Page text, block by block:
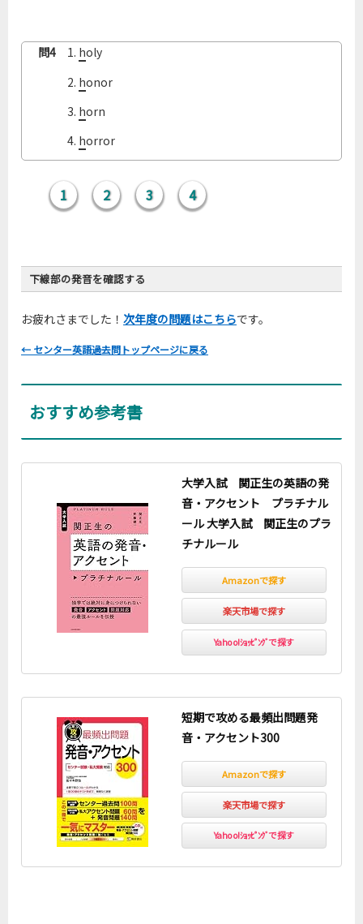
問4 1. holy
2. honor
3. horn
4. horror
1 2 3 4
下線部の発音を確認する
問1
問1
問1
問2
お疲れさまでした！ 次年度の問題はこちらです。
← センター英語過去問トップページに戻る
おすすめ参考書
大学入試 関正生の英語の発
音・アクセント プラチナル
ール 大学入試 関正生のプラ
チナルール
Amazonで探す
楽天市場で探す
Yahoo!ｼｮｯﾋﾟﾝｸﾞで探す
短期で攻める最頻出問題発
音・アクセント300
Amazonで探す
楽天市場で探す
Yahoo!ｼｮｯﾋﾟﾝｸﾞで探す